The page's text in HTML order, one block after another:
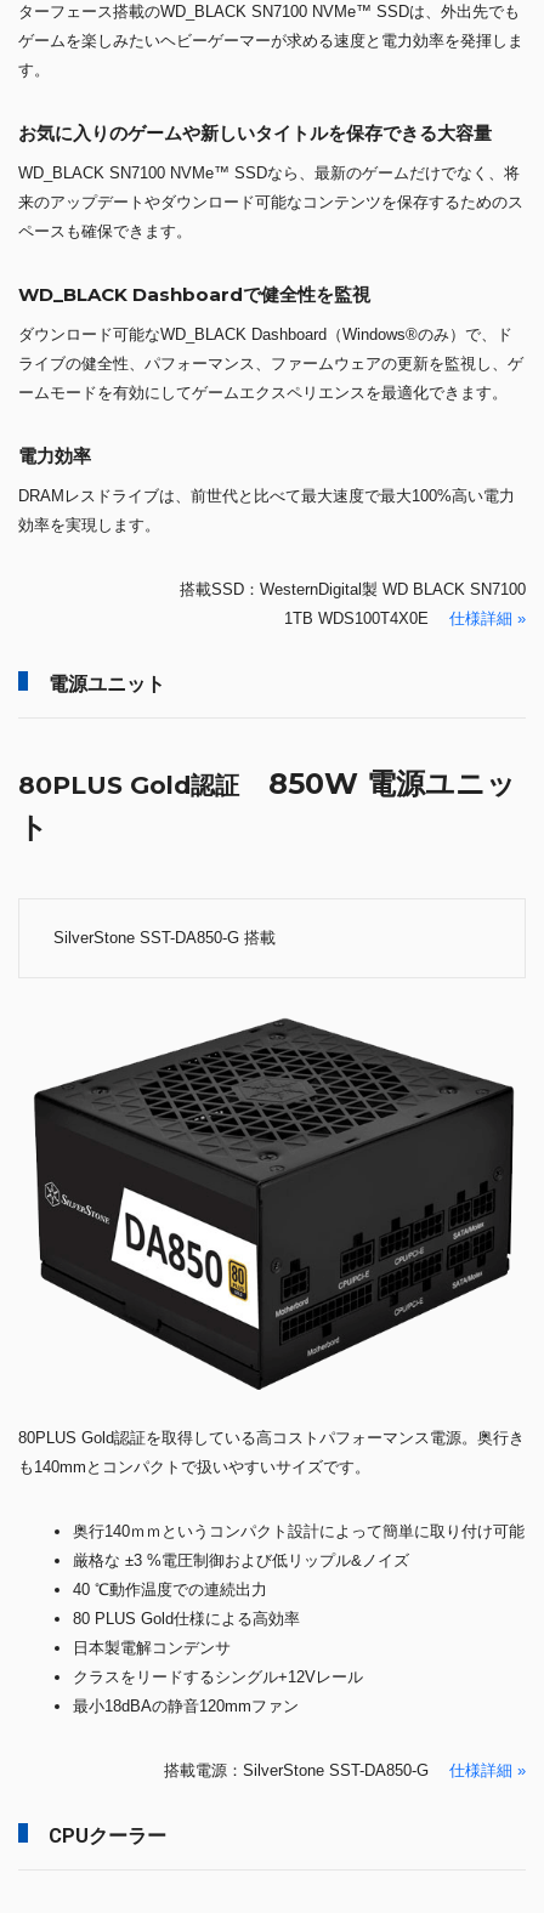
ターフェース搭載のWD_BLACK SN7100 NVMe™ SSDは、外出先でも
ゲームを楽しみたいヘビーゲーマーが求める速度と電力効率を発揮しま
す。
お気に入りのゲームや新しいタイトルを保存できる大容量
WD_BLACK SN7100 NVMe™ SSDなら、最新のゲームだけでなく、将
来のアップデートやダウンロード可能なコンテンツを保存するためのス
ペースも確保できます。
WD_BLACK Dashboardで健全性を監視
ダウンロード可能なWD_BLACK Dashboard（Windows®のみ）で、ド
ライブの健全性、パフォーマンス、ファームウェアの更新を監視し、ゲ
ームモードを有効にしてゲームエクスペリエンスを最適化できます。
電力効率
DRAMレスドライブは、前世代と比べて最大速度で最大100%高い電力
効率を実現します。
搭載SSD：WesternDigital製 WD BLACK SN7100
1TB WDS100T4X0E 仕様詳細 »
電源ユニット
80PLUS Gold認証 850W 電源ユニッ
ト
SilverStone SST-DA850-G 搭載
80PLUS Gold認証を取得している高コストパフォーマンス電源。奥行き
も140mmとコンパクトで扱いやすいサイズです。
奥行140ｍｍというコンパクト設計によって簡単に取り付け可能
厳格な ±3 %電圧制御および低リップル&ノイズ
40 ℃動作温度での連続出力
80 PLUS Gold仕様による高効率
日本製電解コンデンサ
クラスをリードするシングル+12Vレール
最小18dBAの静音120mmファン
搭載電源：SilverStone SST-DA850-G 仕様詳細 »
CPUクーラー